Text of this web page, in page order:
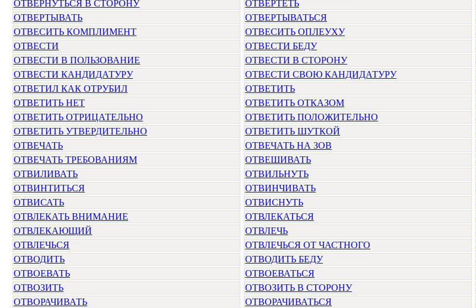
ОТВЕРНУТЬСЯ В СТОРОНУ
ОТВЕРТЕТЬ
ОТВЕРТЫВАТЬ
ОТВЕРТЫВАТЬСЯ
ОТВЕСИТЬ КОМПЛИМЕНТ
ОТВЕСИТЬ ОПЛЕУХУ
ОТВЕСТИ
ОТВЕСТИ БЕДУ
ОТВЕСТИ В ПОЛЬЗОВАНИЕ
ОТВЕСТИ В СТОРОНУ
ОТВЕСТИ КАНДИДАТУРУ
ОТВЕСТИ СВОЮ КАНДИДАТУРУ
ОТВЕТИЛ КАК ОТРУБИЛ
ОТВЕТИТЬ
ОТВЕТИТЬ НЕТ
ОТВЕТИТЬ ОТКАЗОМ
ОТВЕТИТЬ ОТРИЦАТЕЛЬНО
ОТВЕТИТЬ ПОЛОЖИТЕЛЬНО
ОТВЕТИТЬ УТВЕРДИТЕЛЬНО
ОТВЕТИТЬ ШУТКОЙ
ОТВЕЧАТЬ
ОТВЕЧАТЬ НА ЗОВ
ОТВЕЧАТЬ ТРЕБОВАНИЯМ
ОТВЕШИВАТЬ
ОТВИЛИВАТЬ
ОТВИЛЬНУТЬ
ОТВИНТИТЬСЯ
ОТВИНЧИВАТЬ
ОТВИСАТЬ
ОТВИСНУТЬ
ОТВЛЕКАТЬ ВНИМАНИЕ
ОТВЛЕКАТЬСЯ
ОТВЛЕКАЮЩИЙ
ОТВЛЕЧЬ
ОТВЛЕЧЬСЯ
ОТВЛЕЧЬСЯ ОТ ЧАСТНОГО
ОТВОДИТЬ
ОТВОДИТЬ БЕДУ
ОТВОЕВАТЬ
ОТВОЕВАТЬСЯ
ОТВОЗИТЬ
ОТВОЗИТЬ В СТОРОНУ
ОТВОРАЧИВАТЬ
ОТВОРАЧИВАТЬСЯ